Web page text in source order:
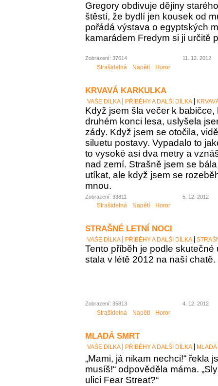
Gregory obdivuje dějiny
štěstí, že bydlí jen kousek od
pořádá výstava o egyptských
kamarádem Fredym si ji určitě
Zobrazení: 37614 11. 12. 2012
Strašidelná Napětí Horor
KRVAVÁ KARKULKA
VAŠE DÍLKA PŘÍBĚHY A DALŠÍ DÍLKA
Když jsem šla večer k babičce,
druhém konci lesa, uslyšela
zády. Když jsem se otočila,
siluetu postavy. Vypadalo to
to vysoké asi dva metry a
nad zemí. Strašně jsem se
utíkat, ale když jsem se
mnou.
Zobrazení: 33811 5. 12. 2012
Strašidelná Napětí Horor
STRAŠNÉ LETNÍ NOCI
VAŠE DÍLKA PŘÍBĚHY A DALŠÍ DÍLKA
Tento příběh je podle skutečné
stala v létě 2012 na naší chatě.
Zobrazení: 35813 4. 12. 2012
Strašidelná Napětí Horor
MLADÁ SMRT
VAŠE DÍLKA PŘÍBĚHY A DALŠÍ DÍLKA
„Mami, já nikam nechci!“ řekla
musíš!“ odpověděla máma.
ulici Fear Streat?“